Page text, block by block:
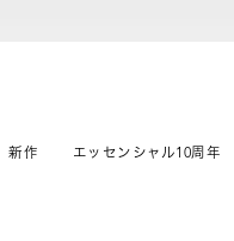
新作 エッセンシャル10周年